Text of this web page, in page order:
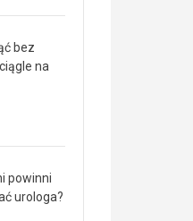
bez
na
powinni
urologa?